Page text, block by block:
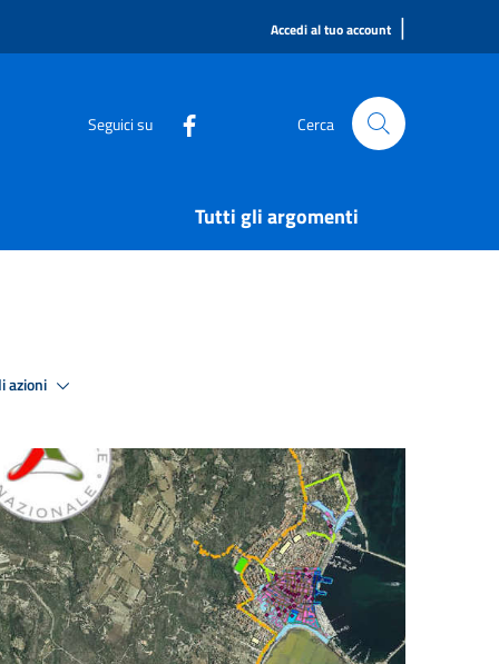
Accedi al tuo account |
Seguici su Cerca
Tutti gli argomenti
azioni